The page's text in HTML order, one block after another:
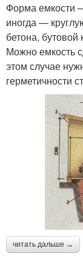
Форма емкости
иногда —
бетона,
Можно емкость
этом случае
герметичности
читать дальше →